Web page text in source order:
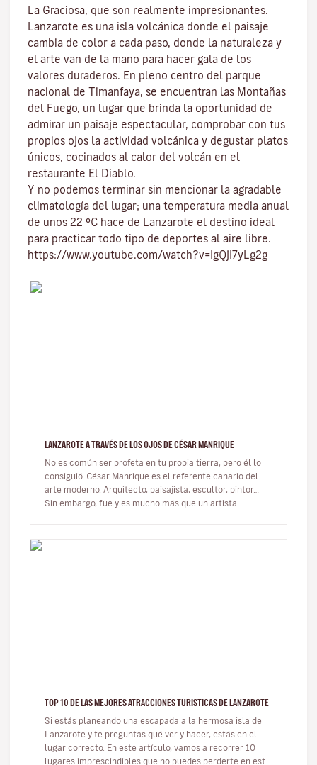
La Graciosa, que son realmente impresionantes.
Lanzarote es una isla volcánica donde el paisaje
cambia de color a cada paso, donde la naturaleza y
el arte van de la mano para hacer gala de los
valores duraderos. En pleno centro del parque
nacional de Timanfaya, se encuentran las Montañas
del Fuego, un lugar que brinda la oportunidad de
admirar un paisaje espectacular, comprobar con tus
propios ojos la actividad volcánica y degustar platos
únicos, cocinados al calor del volcán en el
restaurante El Diablo.
Y no podemos terminar sin mencionar la agradable
climatología del lugar; una temperatura media anual
de unos 22 ºC hace de Lanzarote el destino ideal
para practicar todo tipo de deportes al aire libre.
https://www.youtube.com/watch?v=IgQjI7yLg2g
LANZAROTE A TRAVÉS DE LOS OJOS DE CÉSAR MANRIQUE
No es común ser profeta en tu propia tierra, pero él lo
consiguió. César Manrique es el referente canario del
arte moderno. Arquitecto, paisajista, escultor, pintor…
Sin embargo, fue y es mucho más que un artista
TOP 10 DE LAS MEJORES ATRACCIONES TURISTICAS DE LANZAROTE
Si estás planeando una escapada a la hermosa isla de
Lanzarote y te preguntas qué ver y hacer, estás en el
lugar correcto. En este artículo, vamos a recorrer 10
lugares imprescindibles que no puedes perderte en esta